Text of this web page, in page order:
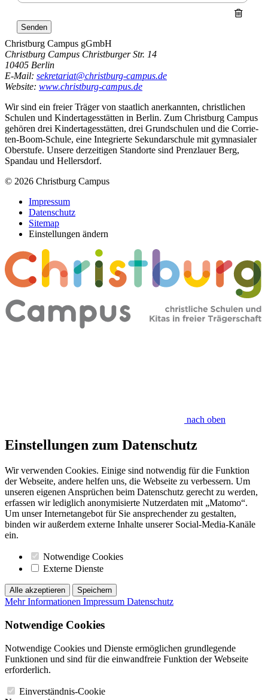
Christburg Campus gGmbH
Christburg Campus Christburger Str. 14
10405 Berlin
E-Mail: sekretariat@christburg-campus.de
Website: www.christburg-campus.de
Wir sind ein freier Träger von staatlich anerkannten, christlichen
Schulen und Kindertagesstätten in Berlin. Zum Christburg Campus
gehören drei Kindertagesstätten, drei Grundschulen und die Corrie-
ten-Boom-Schule, eine Integrierte Sekundarschule mit gymnasialer
Oberstufe. Unsere derzeitigen Standorte sind Prenzlauer Berg,
Spandau und Hellersdorf.
© 2026 Christburg Campus
Impressum
Datenschutz
Sitemap
Einstellungen ändern
nach oben
Einstellungen zum Datenschutz
Wir verwenden Cookies. Einige sind notwendig für die Funktion
der Webseite, andere helfen uns, die Webseite zu verbessern. Um
unseren eigenen Ansprüchen beim Datenschutz gerecht zu werden,
erfassen wir lediglich anonymisierte Nutzerdaten mit „Matomo“.
Um unser Internetangebot für Sie ansprechender zu gestalten,
binden wir außerdem externe Inhalte unserer Social-Media-Kanäle
ein.
Notwendige Cookies
Externe Dienste
Alle akzeptieren Speichern
Mehr Informationen Impressum Datenschutz
Notwendige Cookies
Notwendige Cookies und Dienste ermöglichen grundlegende
Funktionen und sind für die einwandfreie Funktion der Webseite
erforderlich.
Einverständnis-Cookie